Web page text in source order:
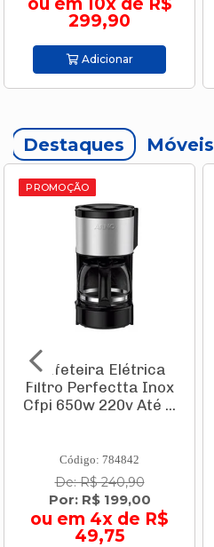
299,90
Adicionar
Destaques Móveis
PROMOÇÃO
Cafeteira Elétrica
Filtro Perfectta Inox
Cfpi 650w 220v Até ...
Código: 784842
De: R$ 240,90
Por: R$ 199,00
ou em 4x de R$
49,75